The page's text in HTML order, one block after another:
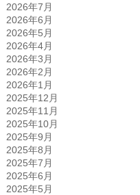
2026年7月
2026年6月
2026年5月
2026年4月
2026年3月
2026年2月
2026年1月
2025年12月
2025年11月
2025年10月
2025年9月
2025年8月
2025年7月
2025年6月
2025年5月